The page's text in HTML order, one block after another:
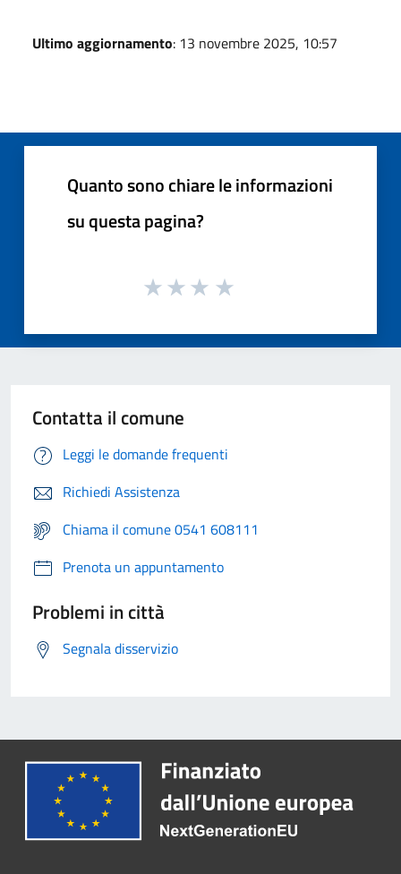
Ultimo aggiornamento: 13 novembre 2025, 10:57
Quanto sono chiare le informazioni
su questa pagina?
Contatta il comune
Leggi le domande frequenti
Richiedi Assistenza
Chiama il comune 0541 608111
Prenota un appuntamento
Problemi in città
Segnala disservizio